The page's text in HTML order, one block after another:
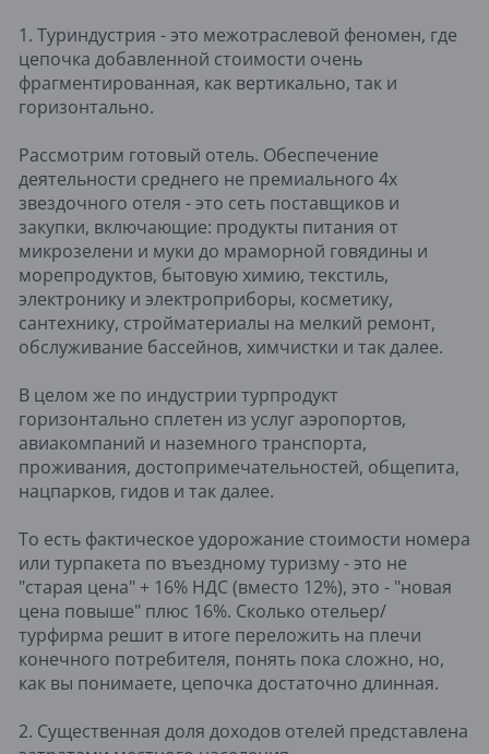
1. Туриндустрия - это межотраслевой феномен, где
цепочка добавленной стоимости очень
фрагментированная, как вертикально, так и
горизонтально.
Рассмотрим готовый отель. Обеспечение
деятельности среднего не премиального 4х
звездочного отеля - это сеть поставщиков и
закупки, включающие: продукты питания от
микрозелени и муки до мраморной говядины и
морепродуктов, бытовую химию, текстиль,
электронику и электроприборы, косметику,
сантехнику, стройматериалы на мелкий ремонт,
обслуживание бассейнов, химчистки и так далее.
В целом же по индустрии турпродукт
горизонтально сплетен из услуг аэропортов,
авиакомпаний и наземного транспорта,
проживания, достопримечательностей, общепита,
нацпарков, гидов и так далее.
То есть фактическое удорожание стоимости номера
или турпакета по въездному туризму - это не
"старая цена" + 16% НДС (вместо 12%), это - "новая
цена повыше" плюс 16%. Сколько отельер/
турфирма решит в итоге переложить на плечи
конечного потребителя, понять пока сложно, но,
как вы понимаете, цепочка достаточно длинная.
2. Существенная доля доходов отелей представлена